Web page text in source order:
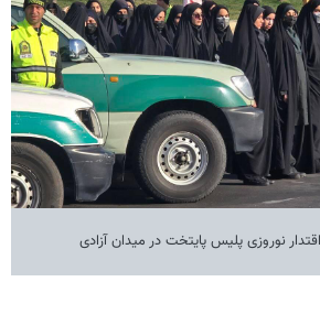
نوروزی پلیس پایتخت در میدان آزادی